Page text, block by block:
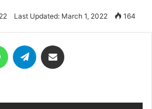
Last Updated: March 1, 2022 164